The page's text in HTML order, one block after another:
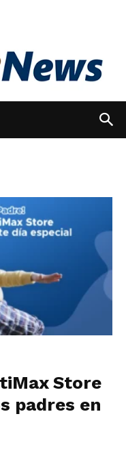
Store
padres en